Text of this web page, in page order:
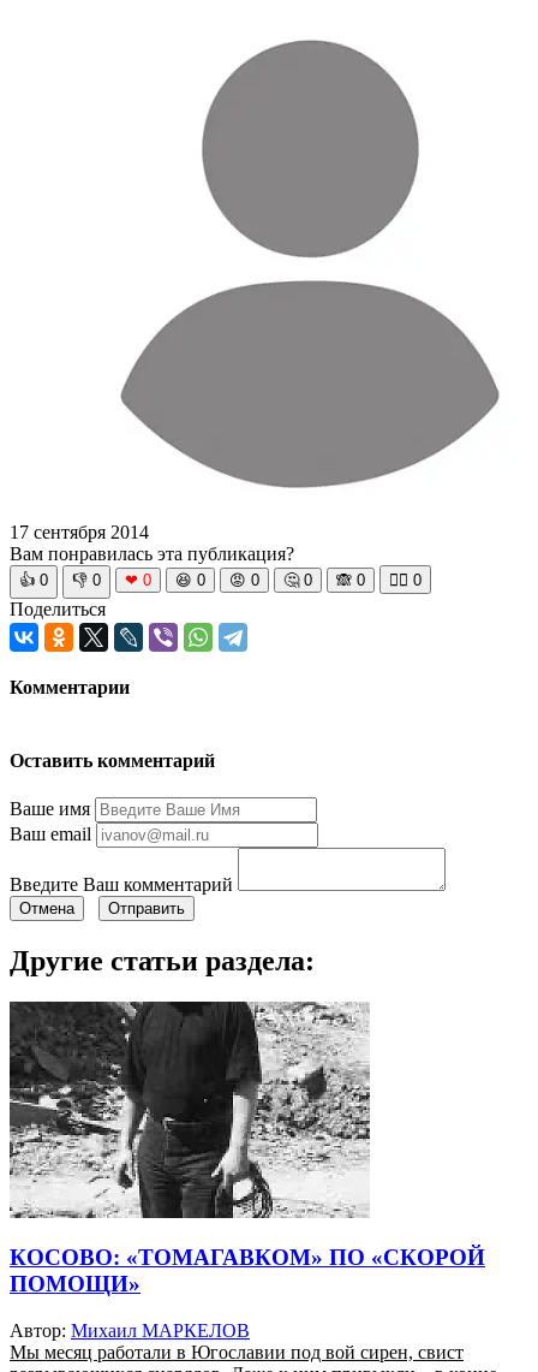
17 сентября 2014
Вам понравилась эта публикация?
👍 0 👎 0 ❤ 0 😆 0 😡 0 🤔 0 🙈 0 🧘‍♀️ 0
Поделиться
Комментарии
Оставить комментарий
Ваше имя
Ваш email
Введите Ваш комментарий
Отмена Отправить
Другие статьи раздела:
КОСОВО: «ТОМАГАВКОМ» ПО «СКОРОЙ
ПОМОЩИ»
Автор: Михаил МАРКЕЛОВ
Мы месяц работали в Югославии под вой сирен, свист